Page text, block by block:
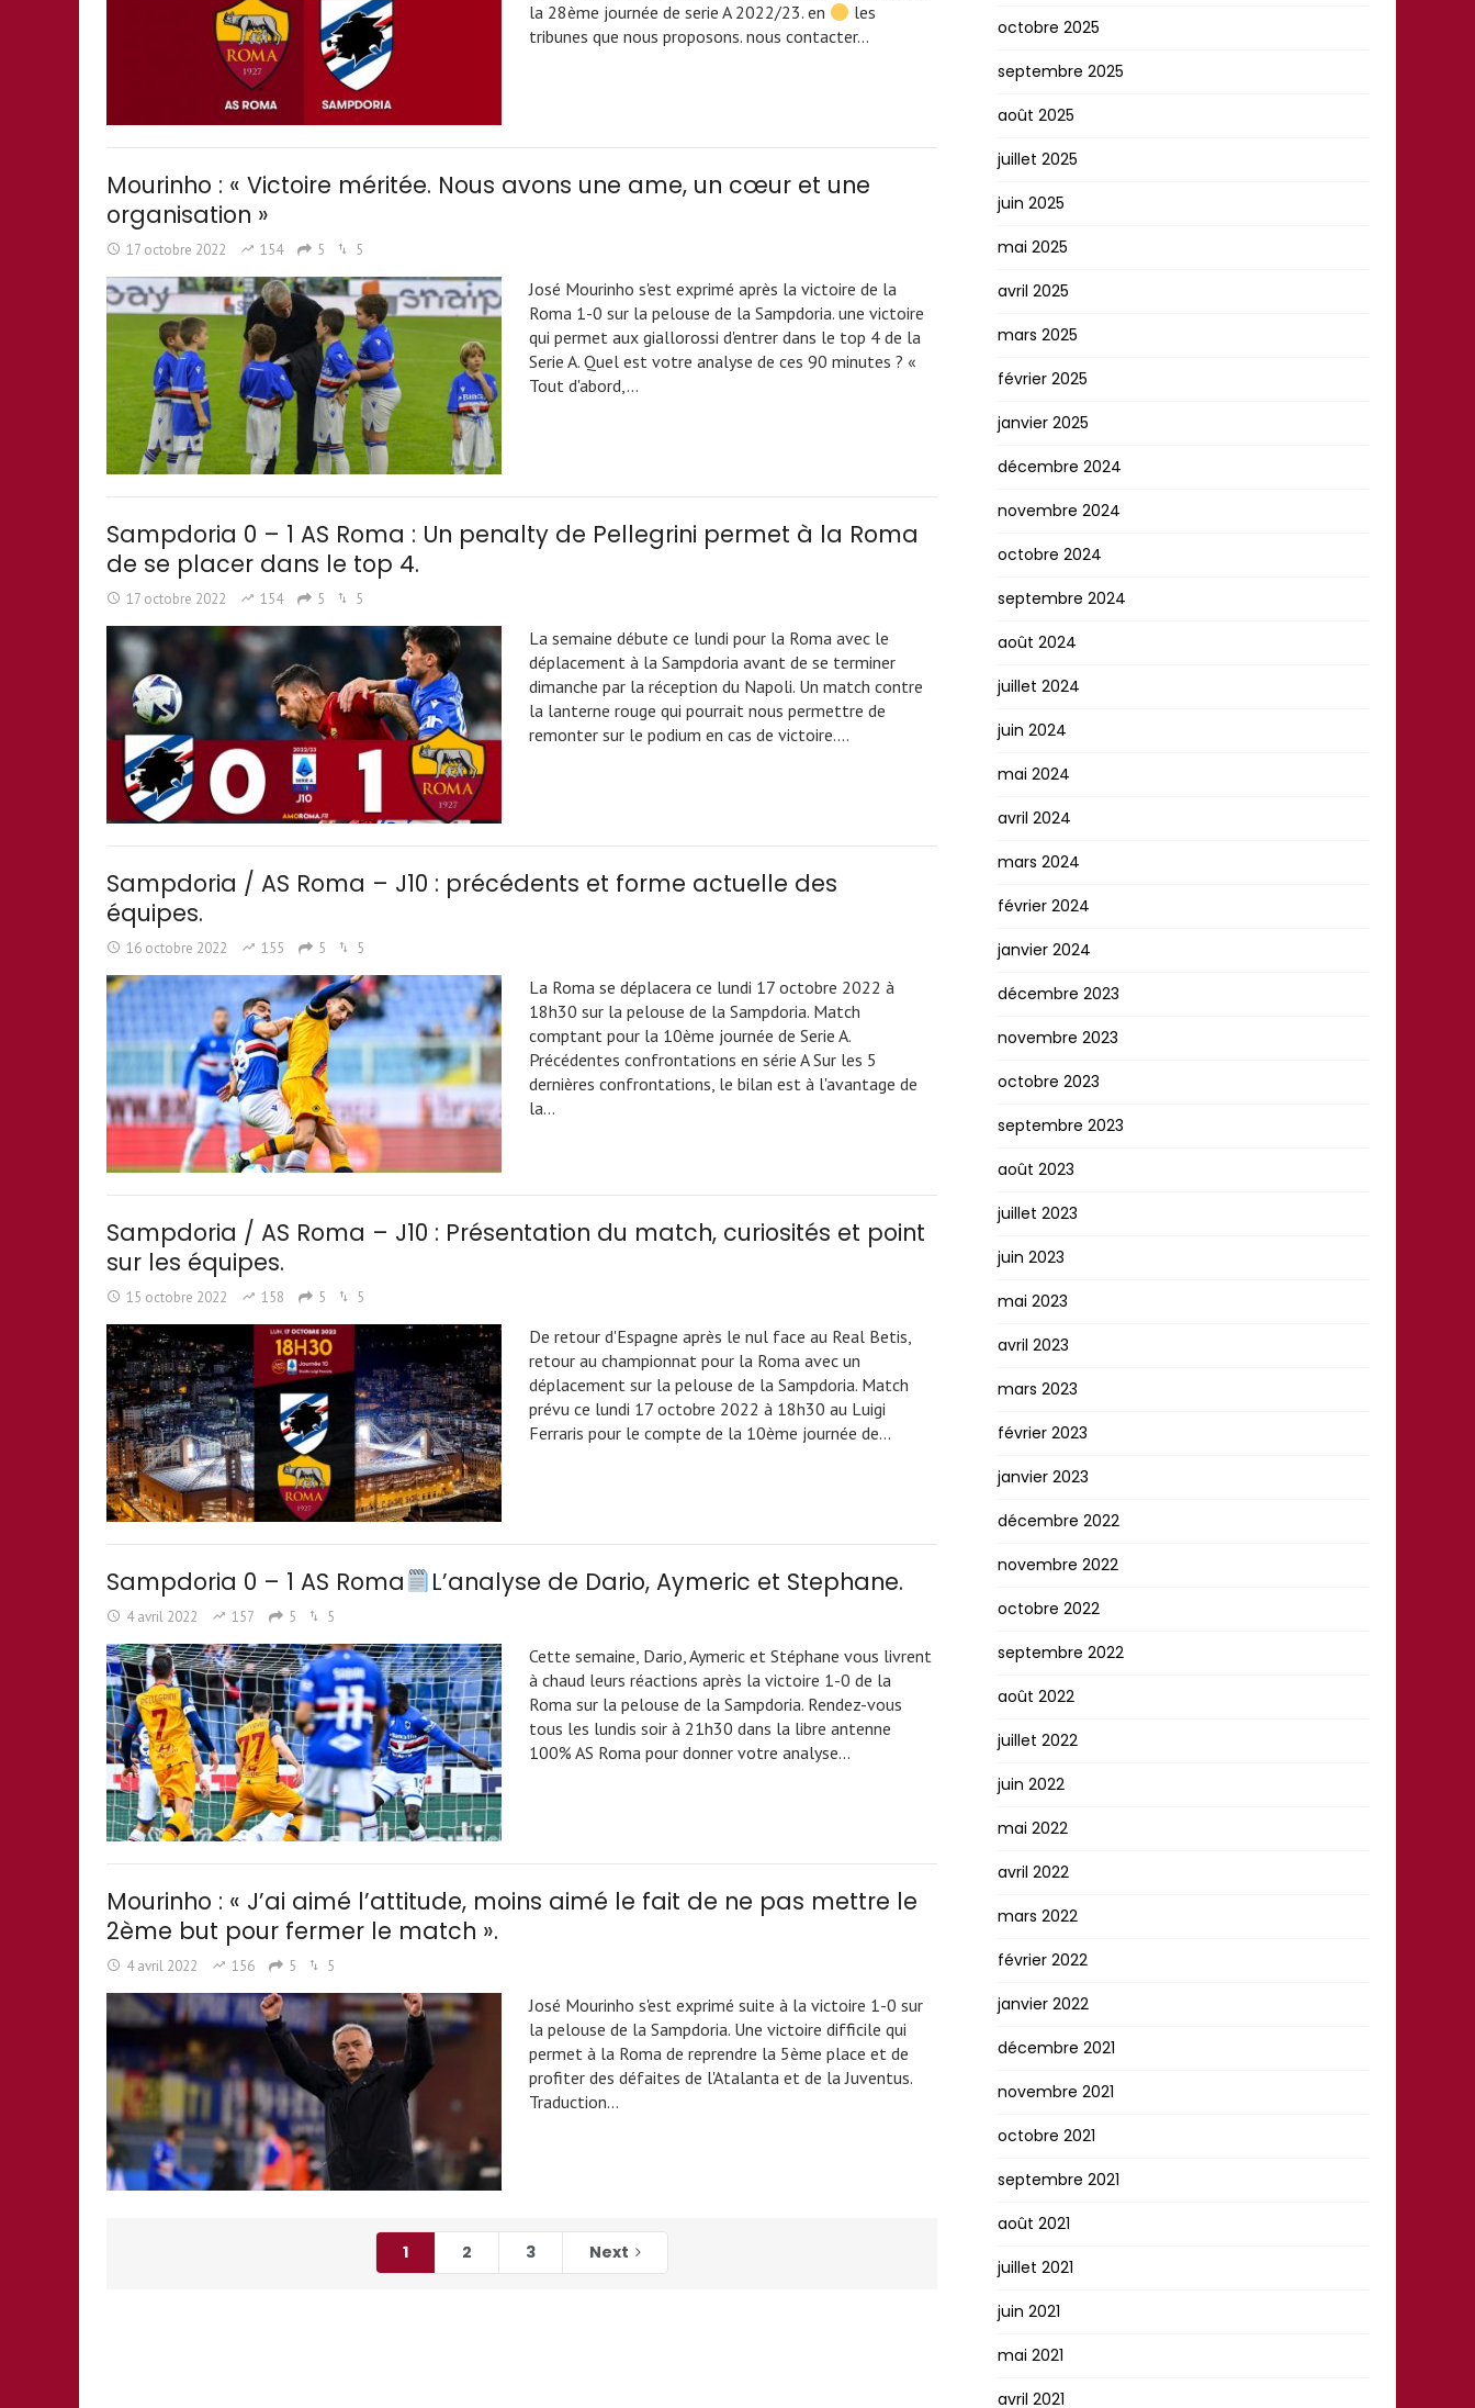
la 28ème journée de serie A 2022/23. en
les
tribunes que nous proposons. nous contacter…
Mourinho : « Victoire méritée. Nous avons une ame, un cœur et une
organisation »
17 octobre 2022 154 5 5
José Mourinho s'est exprimé après la victoire de la
Roma 1-0 sur la pelouse de la Sampdoria. une victoire
qui permet aux giallorossi d'entrer dans le top 4 de la
Serie A. Quel est votre analyse de ces 90 minutes ? «
Tout d'abord,…
Sampdoria 0 – 1 AS Roma : Un penalty de Pellegrini permet à la Roma
de se placer dans le top 4.
17 octobre 2022 154 5 5
La semaine débute ce lundi pour la Roma avec le
déplacement à la Sampdoria avant de se terminer
dimanche par la réception du Napoli. Un match contre
la lanterne rouge qui pourrait nous permettre de
remonter sur le podium en cas de victoire.…
Sampdoria / AS Roma – J10 : précédents et forme actuelle des
équipes.
16 octobre 2022 155 5 5
La Roma se déplacera ce lundi 17 octobre 2022 à
18h30 sur la pelouse de la Sampdoria. Match
comptant pour la 10ème journée de Serie A.
Précédentes confrontations en série A Sur les 5
dernières confrontations, le bilan est à l'avantage de
la…
Sampdoria / AS Roma – J10 : Présentation du match, curiosités et point
sur les équipes.
15 octobre 2022 158 5 5
De retour d'Espagne après le nul face au Real Betis,
retour au championnat pour la Roma avec un
déplacement sur la pelouse de la Sampdoria. Match
prévu ce lundi 17 octobre 2022 à 18h30 au Luigi
Ferraris pour le compte de la 10ème journée de…
Sampdoria 0 – 1 AS Roma L’analyse de Dario, Aymeric et Stephane.
4 avril 2022 157 5 5
Cette semaine, Dario, Aymeric et Stéphane vous livrent
à chaud leurs réactions après la victoire 1-0 de la
Roma sur la pelouse de la Sampdoria. Rendez-vous
tous les lundis soir à 21h30 dans la libre antenne
100% AS Roma pour donner votre analyse…
Mourinho : « J’ai aimé l’attitude, moins aimé le fait de ne pas mettre le
2ème but pour fermer le match ».
4 avril 2022 156 5 5
José Mourinho s'est exprimé suite à la victoire 1-0 sur
la pelouse de la Sampdoria. Une victoire difficile qui
permet à la Roma de reprendre la 5ème place et de
profiter des défaites de l'Atalanta et de la Juventus.
Traduction…
1 2 3 Next
octobre 2025
septembre 2025
août 2025
juillet 2025
juin 2025
mai 2025
avril 2025
mars 2025
février 2025
janvier 2025
décembre 2024
novembre 2024
octobre 2024
septembre 2024
août 2024
juillet 2024
juin 2024
mai 2024
avril 2024
mars 2024
février 2024
janvier 2024
décembre 2023
novembre 2023
octobre 2023
septembre 2023
août 2023
juillet 2023
juin 2023
mai 2023
avril 2023
mars 2023
février 2023
janvier 2023
décembre 2022
novembre 2022
octobre 2022
septembre 2022
août 2022
juillet 2022
juin 2022
mai 2022
avril 2022
mars 2022
février 2022
janvier 2022
décembre 2021
novembre 2021
octobre 2021
septembre 2021
août 2021
juillet 2021
juin 2021
mai 2021
avril 2021